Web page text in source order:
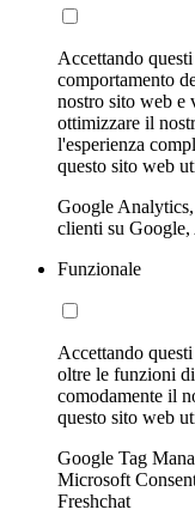
Accettando
comportamento
nostro sito web e
ottimizzare il
l'esperienza
questo sito web
Google
clienti su
Funzionale
Accettando
oltre le funzioni
comodamente il
questo sito web
Google Tag
Microsoft
Freshchat